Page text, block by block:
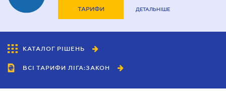
ТАРИФИ ДЕТАЛЬНІШЕ
КАТАЛОГ РІШЕНЬ
ВСІ ТАРИФИ ЛІГА:ЗАКОН